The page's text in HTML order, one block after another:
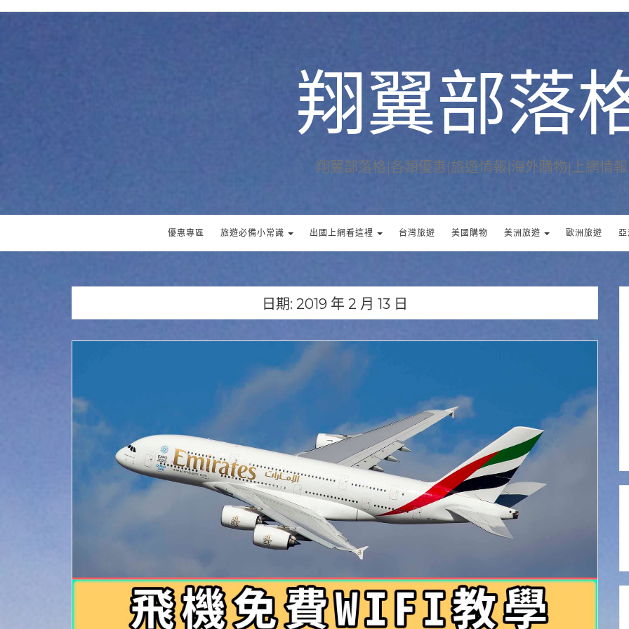
翔翼部落
翔翼部落格|各類優惠|旅遊情報|海外購物|上網情報
優惠專區 旅遊必備小常識 出國上網看這裡 台灣旅遊 美國購物 美洲旅遊 歐洲旅遊
日期: 2019 年 2 月 13 日